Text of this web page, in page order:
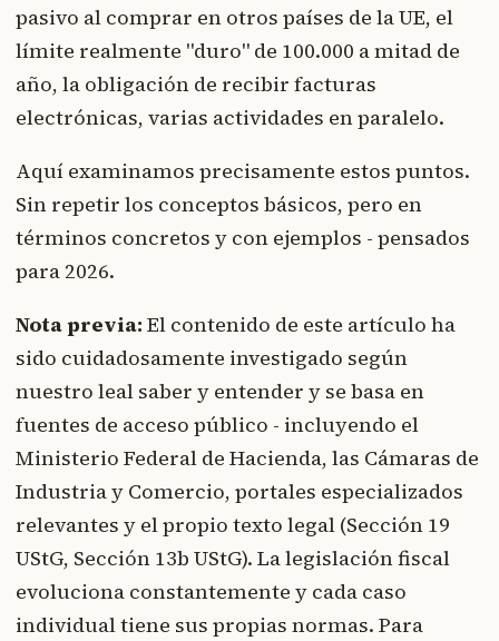
pasivo al comprar en otros países de la UE, el
límite realmente "duro" de 100.000 a mitad de
año, la obligación de recibir facturas
electrónicas, varias actividades en paralelo.
Aquí examinamos precisamente estos puntos.
Sin repetir los conceptos básicos, pero en
términos concretos y con ejemplos - pensados
para 2026.
Nota previa: El contenido de este artículo ha
sido cuidadosamente investigado según
nuestro leal saber y entender y se basa en
fuentes de acceso público - incluyendo el
Ministerio Federal de Hacienda, las Cámaras de
Industria y Comercio, portales especializados
relevantes y el propio texto legal (Sección 19
UStG, Sección 13b UStG). La legislación fiscal
evoluciona constantemente y cada caso
individual tiene sus propias normas. Para